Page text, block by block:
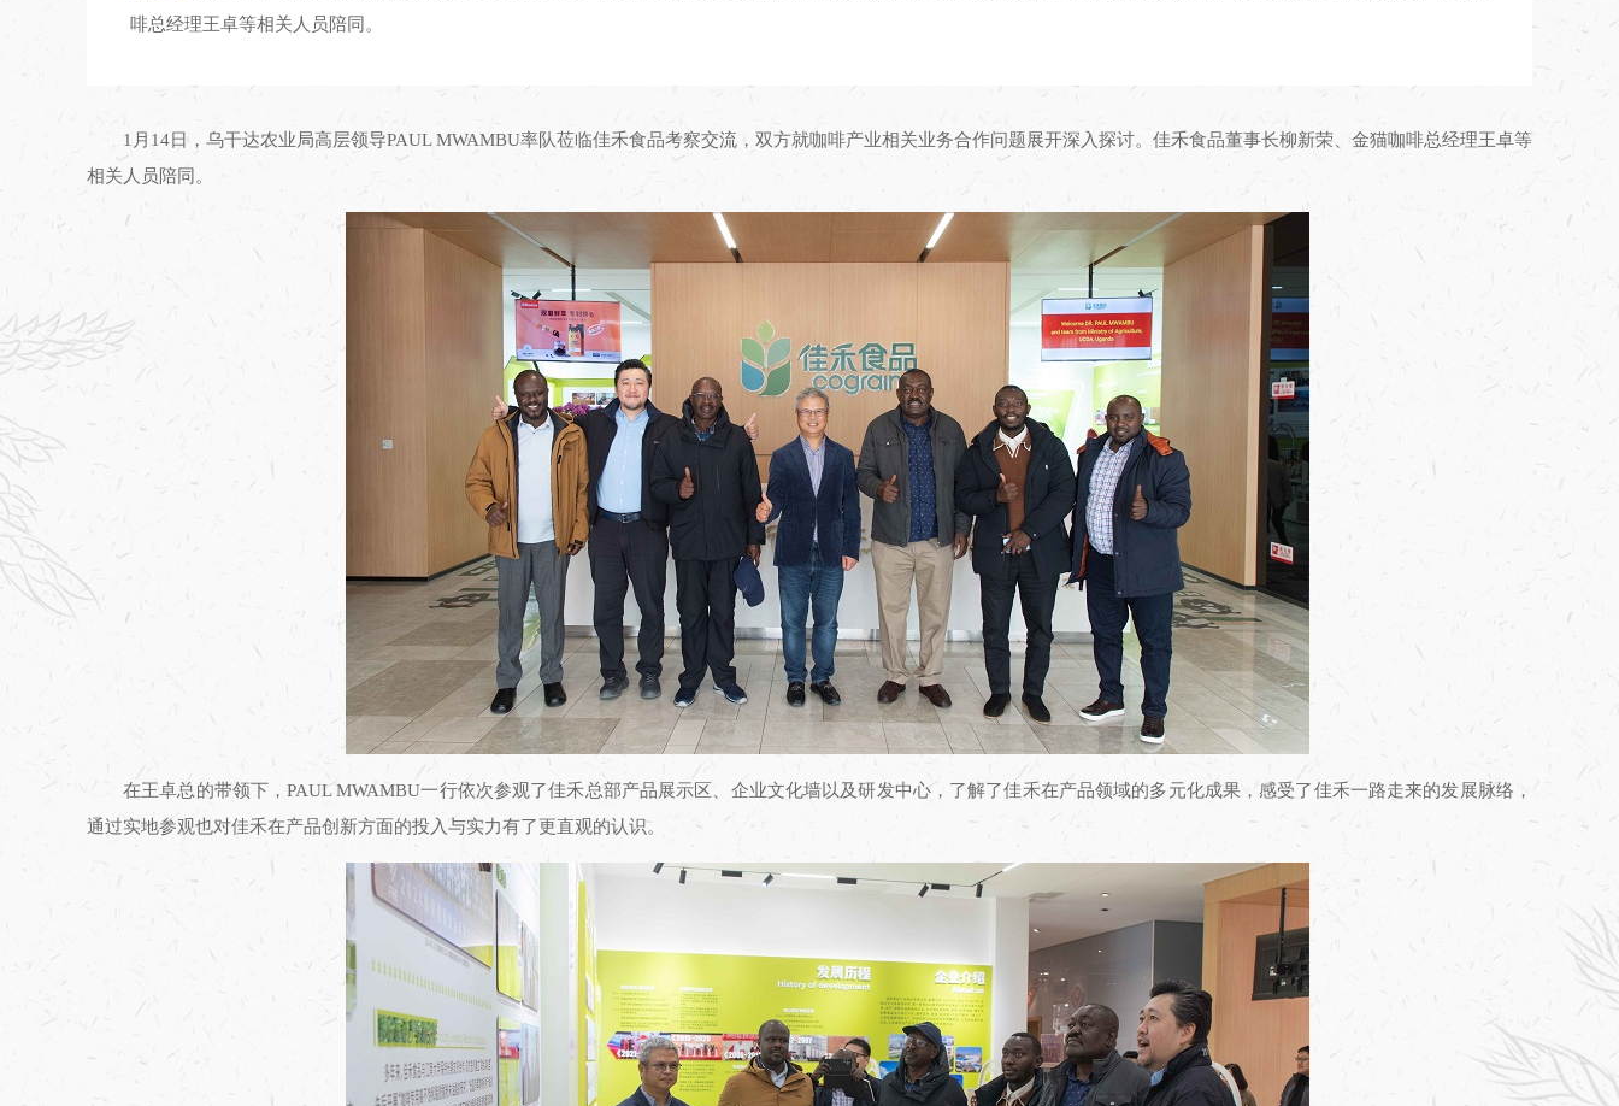
啡总经理王卓等相关人员陪同。
1月14日，乌干达农业局高层领导PAUL MWAMBU率队莅临佳禾食品考察交流，双方就咖啡产业相关业务合作问题展开深入探讨。佳禾食品董事长柳新荣、金猫咖啡总经理王卓等
相关人员陪同。
在王卓总的带领下，PAUL MWAMBU一行依次参观了佳禾总部产品展示区、企业文化墙以及研发中心，了解了佳禾在产品领域的多元化成果，感受了佳禾一路走来的发展脉络，
通过实地参观也对佳禾在产品创新方面的投入与实力有了更直观的认识。